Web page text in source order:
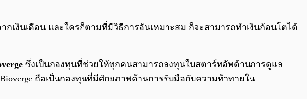
เงินเดือน และใครก็ตามที่มีวิธีการอันเหมาะสม ก็จะสามารถทำเงินก้อนโตได้
ซึ่งเป็นกองทุนที่ช่วยให้ทุกคนสามารถลงทุนในสตาร์ทอัพด้านการดูแล
ถือเป็นกองทุนที่มีศักยภาพด้านการรับมือกับความท้าทายใน